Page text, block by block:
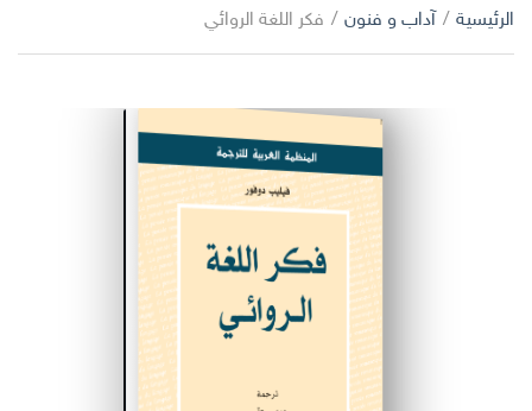
اب
ح
الرئيسية / آداب و فنون / فكر اللغة الروائي